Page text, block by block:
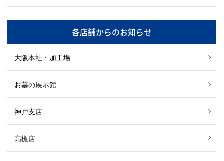
各店舗からのお知らせ
大阪本社・加工場
お墓の展示館
神戸支店
高槻店